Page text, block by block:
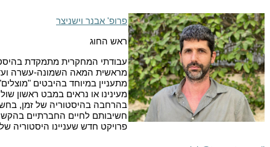
פרופ' אבנר וישניצר
ראש החוג
עבודתי המחקרית מתמקדת
מראשית המאה השמונה-עשרה
מתעניין במיוחד בהיבטים
מעינינו או נראים במבט ראשון
בהרחבה בהיסטוריה של זמן,
חשיבותם לחיים החברתיים
פרויקט חדש שעניינו היסטוריה